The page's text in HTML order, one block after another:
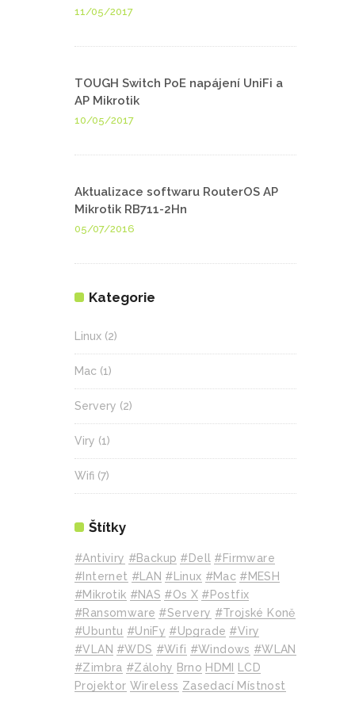
11/05/2017
TOUGH Switch PoE napájení UniFi a
AP Mikrotik
10/05/2017
Aktualizace softwaru RouterOS AP
Mikrotik RB711-2Hn
05/07/2016
Kategorie
Linux (2)
Mac (1)
Servery (2)
Viry (1)
Wifi (7)
Štítky
#Antiviry #backup #Dell
#Firmware
#internet #LAN #Linux #mac #MESH
#mikrotik #NAS #Os X #Postfix
#Ransomware #Servery #Trojské Koně
#Ubuntu #UniFy #Upgrade #Viry
#VLAN #WDS #wifi #Windows #WLAN
#Zimbra #zálohy Brno HDMI
LCD
Projektor Wireless Zasedací Místnost